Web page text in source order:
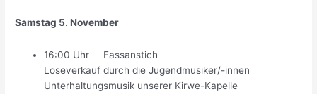
Samstag 5. November
16:00 Uhr Fassanstich
Loseverkauf durch die Jugendmusiker/-innen
Unterhaltungsmusik unserer Kirwe-Kapelle